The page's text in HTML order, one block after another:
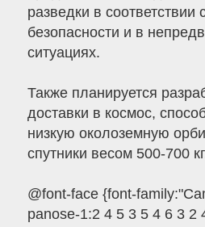
разведки в соответствии
безопасности и в
ситуациях.
Также планируется
доставки в космос,
низкую околоземную
спутники весом 500-700
@font-face {font-
panose-1:2 4 5 3 5 4 6 3 2